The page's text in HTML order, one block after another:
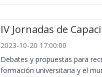
IV Jornadas de
2023-10-20 17:00:00
Debates y propuestas para
formación universitaria y el